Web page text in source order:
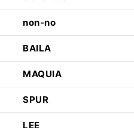
non-no
BAILA
MAQUIA
SPUR
LEE